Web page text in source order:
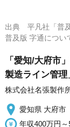
出典 平凡社「普
普及版 字通につ
「愛知/大府市
製造ライン管
株式会社名張製作
愛知県 大府市
年収400万円～